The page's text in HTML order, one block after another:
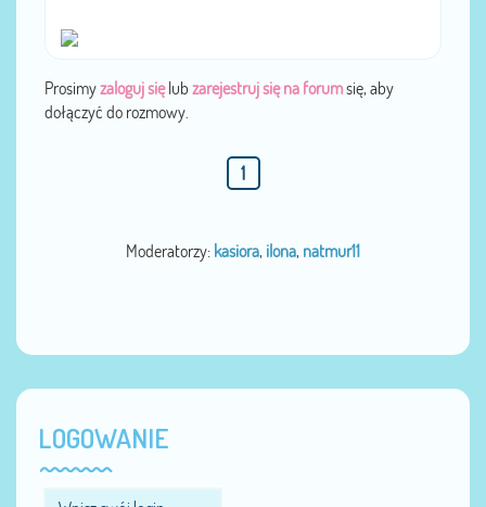
Prosimyzaloguj sięlub zarejestruj się na forumsię, aby
dołączyć do rozmowy.
1
Moderatorzy: kasiora, ilona, natmur11
LOGOWANIE